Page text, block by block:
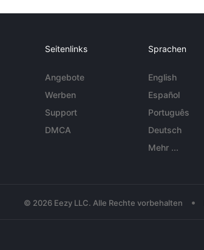
Seitenlinks
Angebote
Werben
Support
DMCA
Sprachen
English
Español
Português
Deutsch
Mehr ...
© 2026 Eezy LLC. Alle Rechte vorbehalten •